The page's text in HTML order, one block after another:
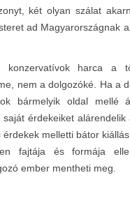
két olyan szálat
ad Magyarországnak
harca a
nem a dolgozóké. Ha a
bármelyik oldal mellé
érdekeiket alárendelik
melletti bátor
fajtája és formája
ember mentheti meg.